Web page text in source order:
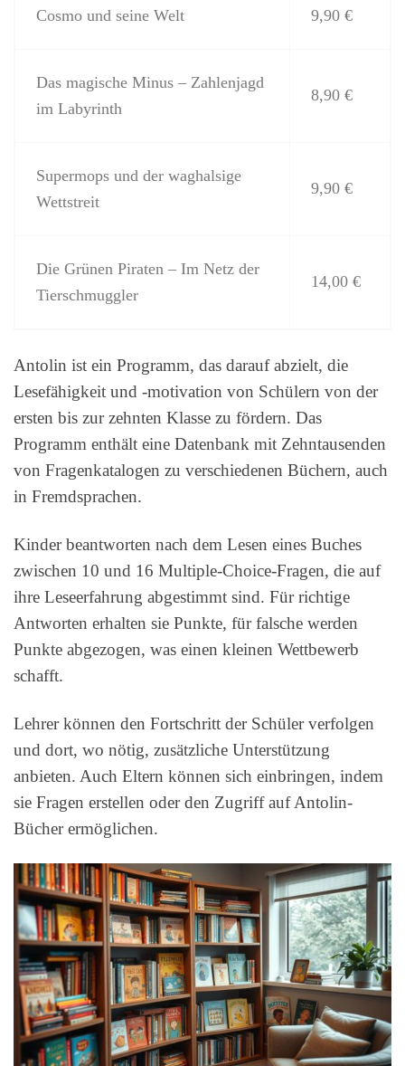
Cosmo und seine Welt 9,90 €
Das magische Minus – Zahlenjagd
im Labyrinth
8,90 €
Supermops und der waghalsige
Wettstreit
9,90 €
Die Grünen Piraten – Im Netz der
Tierschmuggler
14,00 €
Antolin ist ein Programm, das darauf abzielt, die
Lesefähigkeit und -motivation von Schülern von der
ersten bis zur zehnten Klasse zu fördern. Das
Programm enthält eine Datenbank mit Zehntausenden
von Fragenkatalogen zu verschiedenen Büchern, auch
in Fremdsprachen.
Kinder beantworten nach dem Lesen eines Buches
zwischen 10 und 16 Multiple-Choice-Fragen, die auf
ihre Leseerfahrung abgestimmt sind. Für richtige
Antworten erhalten sie Punkte, für falsche werden
Punkte abgezogen, was einen kleinen Wettbewerb
schafft.
Lehrer können den Fortschritt der Schüler verfolgen
und dort, wo nötig, zusätzliche Unterstützung
anbieten. Auch Eltern können sich einbringen, indem
sie Fragen erstellen oder den Zugriff auf Antolin-
Bücher ermöglichen.